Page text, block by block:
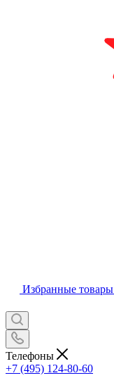
Избранные товары
Телефоны
+7 (495) 124-80-60